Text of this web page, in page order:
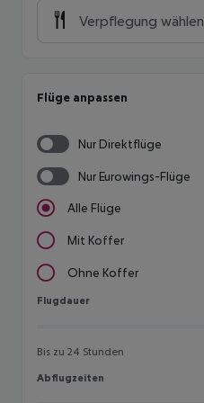
Verpflegung wählen
Flüge anpassen
Nur Direktflüge
Nur Eurowings-Flüge
Alle Flüge
Mit Koffer
Ohne Koffer
Flugdauer
Flugdauer
Bis zu 24 Stunden
Abflugzeiten
Abflugzeiten